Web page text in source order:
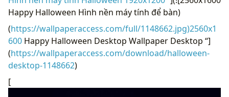
Happy Halloween Hình nền máy tính để bàn)
(https://wallpaperaccess.com/full/1148662.jpg)2560x1
600 Happy Halloween Desktop Wallpaper Desktop “]
(https://wallpaperaccess.com/download/halloween-
desktop-1148662)
[